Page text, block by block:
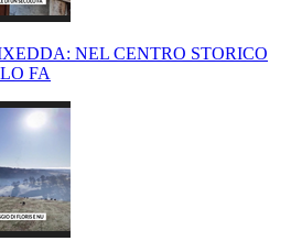
NEL CENTRO STORICO
FA